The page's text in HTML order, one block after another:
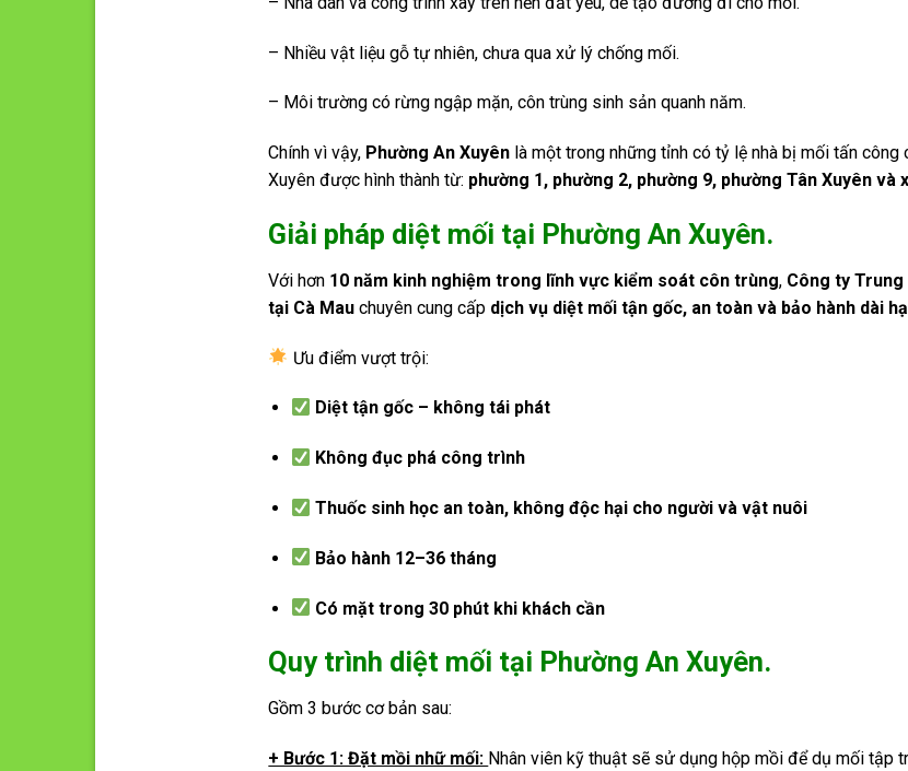
– Nhiều vật liệu gỗ tự nhiên, chưa qua xử lý chống mối.
– Môi trường có rừng ngập mặn, côn trùng sinh sản quanh năm.
Chính vì vậy, Phường An Xuyên là một trong những tỉnh có tỷ lệ nhà bị mối tấn công
Xuyên được hình thành từ: phường 1, phường 2, phường 9, phường Tân Xuyên và
Giải pháp diệt mối tại Phường An Xuyên.
Với hơn 10 năm kinh nghiệm trong lĩnh vực kiểm soát côn trùng, Công ty Trung
tại Cà Mau chuyên cung cấp dịch vụ diệt mối tận gốc, an toàn và bảo hành dài
Ưu điểm vượt trội:
Diệt tận gốc – không tái phát
Không đục phá công trình
Thuốc sinh học an toàn, không độc hại cho người và vật nuôi
Bảo hành 12–36 tháng
Có mặt trong 30 phút khi khách cần
Quy trình diệt mối tại Phường An Xuyên.
Gồm 3 bước cơ bản sau:
+ Bước 1: Đặt mồi nhữ mối: Nhân viên kỹ thuật sẽ sử dụng hộp mồi để dụ mối tập